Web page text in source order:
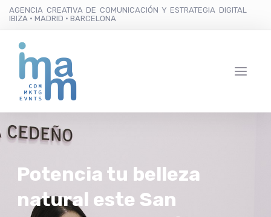
AGENCIA CREATIVA DE COMUNICACIÓN Y ESTRATEGIA DIGITAL
IBIZA · MADRID · BARCELONA
Potencia tu belleza
natural este San